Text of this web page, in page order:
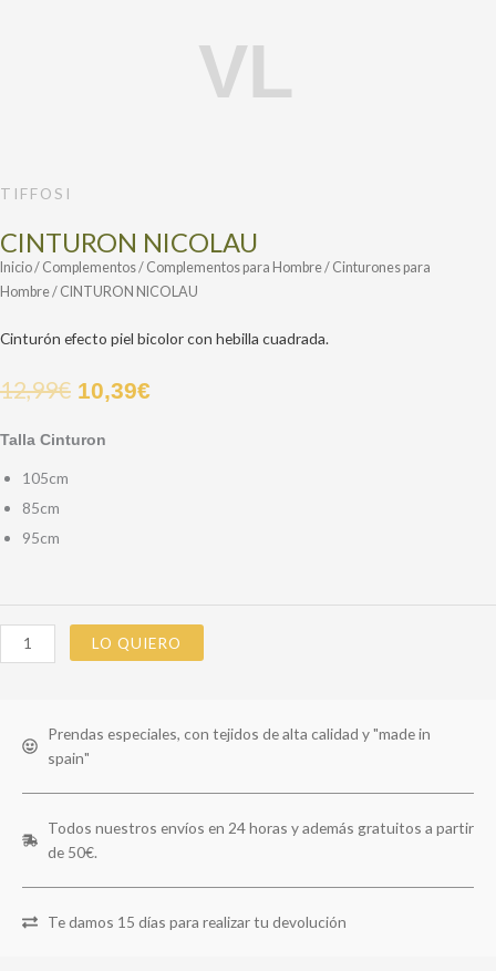
TIFFOSI
CINTURON NICOLAU
Inicio/ Complementos/ Complementos para Hombre/ Cinturones para
Hombre/ CINTURON NICOLAU
Cinturón efecto piel bicolor con hebilla cuadrada.
12,99€ 10,39€
Talla Cinturon
105cm
85cm
95cm
LO QUIERO
Prendas especiales, con tejidos de alta calidad y "made in
spain"
Todos nuestros envíos en 24 horas y además gratuitos a partir
de 50€.
Te damos 15 días para realizar tu devolución